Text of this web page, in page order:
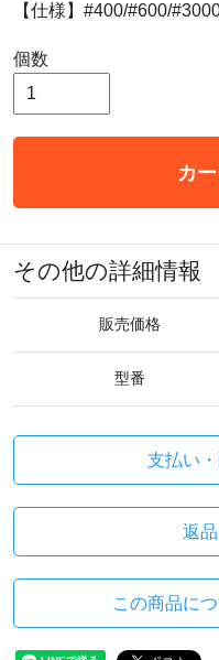
【仕様】#400/#600/
個数
カ
その他の詳細情報
販売価格
型番
支払い
返
この商品に